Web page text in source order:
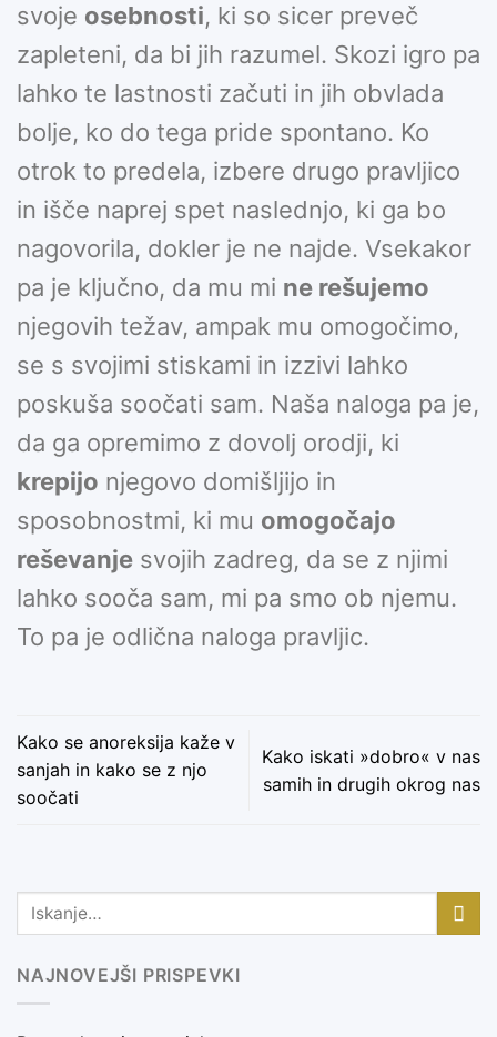
svoje osebnosti, ki so sicer preveč
zapleteni, da bi jih razumel. Skozi igro pa
lahko te lastnosti začuti in jih obvlada
bolje, ko do tega pride spontano. Ko
otrok to predela, izbere drugo pravljico
in išče naprej spet naslednjo, ki ga bo
nagovorila, dokler je ne najde. Vsekakor
pa je ključno, da mu mi ne rešujemo
njegovih težav, ampak mu omogočimo,
se s svojimi stiskami in izzivi lahko
poskuša soočati sam. Naša naloga pa je,
da ga opremimo z dovolj orodji, ki
krepijo njegovo domišljijo in
sposobnostmi, ki mu omogočajo
reševanje svojih zadreg, da se z njimi
lahko sooča sam, mi pa smo ob njemu.
To pa je odlična naloga pravljic.
Kako se anoreksija kaže v
sanjah in kako se z njo
soočati
Kako iskati »dobro« v nas
samih in drugih okrog nas
NAJNOVEJŠI PRISPEVKI